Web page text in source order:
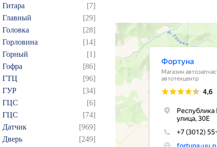
Гитара
[7]
Главный
[29]
Головка
[28]
Горловина
[14]
Горный
[1]
Гофра
[86]
ГТЦ
[96]
ГУР
[34]
ГЦC
[6]
ГЦС
[74]
Датчик
[969]
Дверь
[249]